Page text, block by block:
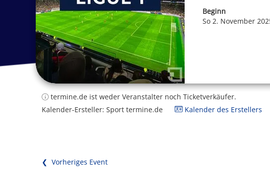
Beginn
So 2. November
termine.de ist weder Veranstalter noch Ticketverkäufer.
Kalender-Ersteller: Sport termine.de
Kalender des Erstellers
❮ Vorheriges Event